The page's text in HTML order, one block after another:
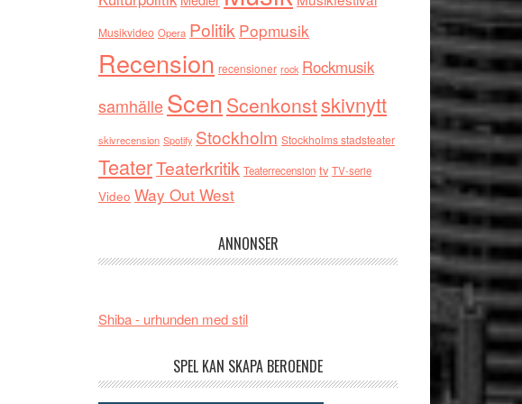
Musikvideo Opera Politik Popmusik
Recension recensioner rock Rockmusik
samhälleScen Scenkonstskivnytt
skivrecension Spotify Stockholm Stockholms stadsteater
TeaterTeaterkritik Teaterrecension tv TV-serie
Video Way Out West
ANNONSER
Shiba - urhunden med stil
SPEL KAN SKAPA BEROENDE